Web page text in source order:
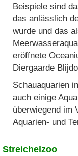
Beispiele sind
das anlässlich
wurde und das
eröffnete
Diergaarde
Schauaquarien
auch einige
überwiegend im
Aquarien- und
Streichelzoo